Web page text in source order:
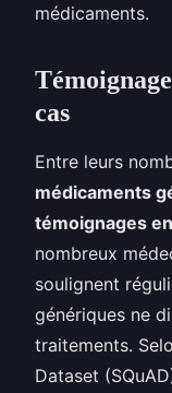
médicaments.
cas
Entre leurs
médicaments
témoignages
nombreux
soulignent
génériques ne
traitements.
Dataset